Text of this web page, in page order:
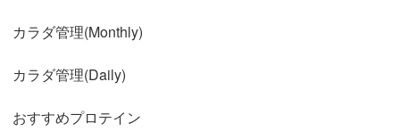
カラダ管理(Monthly)
カラダ管理(Daily)
おすすめプロテイン